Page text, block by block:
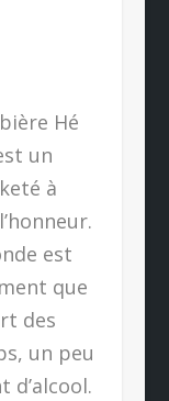
Hé
un
à
est
que
des
un peu
d’alcool.